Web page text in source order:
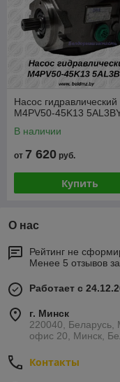
Насос гидравлический
M4PV50-45K13
В наличии
от 7 620 руб.
Купить
О нас
Рейтинг не
Менее 5 отзывов
Работает с
г. Минск
220040, Беларусь,
офис 20, Минск,
Контакты